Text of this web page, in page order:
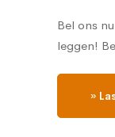
Bel ons
leggen!
»